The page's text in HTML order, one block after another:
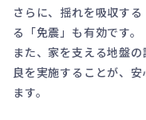
さらに、揺れを吸収す
る「免震」も有効です。
また、家を支える地盤
良を実施することが、
ます。